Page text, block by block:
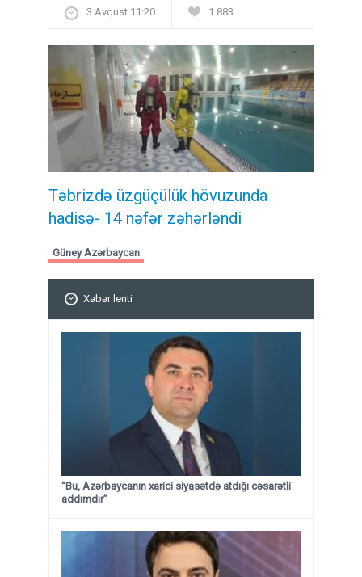
3 Avqust 11:20 1 883
Təbrizdə üzgüçülük hövuzunda
hadisə- 14 nəfər zəhərləndi
Güney Azərbaycan
Xəbər lenti
“Bu, Azərbaycanın xarici siyasətdə atdığı cəsarətli
addımdır”